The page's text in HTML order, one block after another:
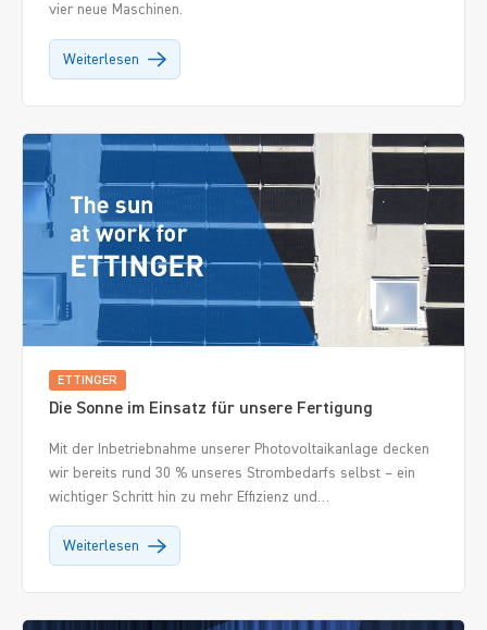
vier neue Maschinen.
Weiterlesen
ETTINGER
Die Sonne im Einsatz für unsere Fertigung
Mit der Inbetriebnahme unserer Photovoltaikanlage decken
wir bereits rund 30 % unseres Strombedarfs selbst – ein
wichtiger Schritt hin zu mehr Effizienz und
Weiterlesen